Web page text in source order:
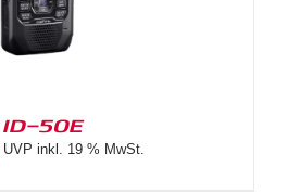
ID-50E
UVP inkl. 19 % MwSt.